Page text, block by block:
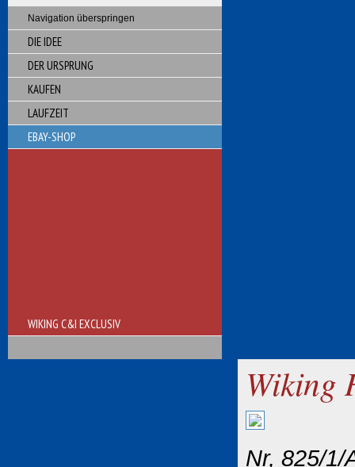
Navigation überspringen
DIE IDEE
DER URSPRUNG
KAUFEN
LAUFZEIT
EBAY-SHOP
WIKING C&I EXCLUSIV
Wiking
Nr, 825/1/